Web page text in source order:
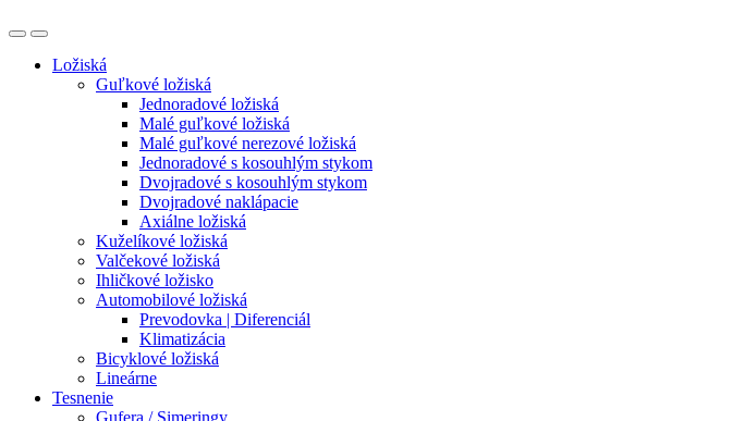
Ložiská
Guľkové ložiská
Jednoradové ložiská
Malé guľkové ložiská
Malé guľkové nerezové ložiská
Jednoradové s kosouhlým stykom
Dvojradové s kosouhlým stykom
Dvojradové naklápacie
Axiálne ložiská
Kuželíkové ložiská
Valčekové ložiská
Ihličkové ložisko
Automobilové ložiská
Prevodovka | Diferenciál
Klimatizácia
Bicyklové ložiská
Lineárne
Tesnenie
Gufera / Simeringy